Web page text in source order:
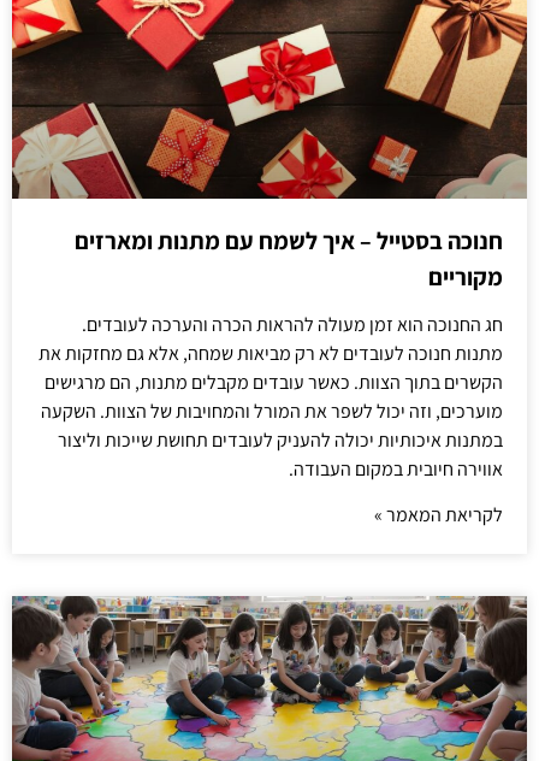
חנוכה בסטייל – איך לשמח עם מתנות ומארזים
מקוריים
חג החנוכה הוא זמן מעולה להראות הכרה והערכה לעובדים.
מתנות חנוכה לעובדים לא רק מביאות שמחה, אלא גם מחזקות את
הקשרים בתוך הצוות. כאשר עובדים מקבלים מתנות, הם מרגישים
מוערכים, וזה יכול לשפר את המורל והמחויבות של הצוות. השקעה
במתנות איכותיות יכולה להעניק לעובדים תחושת שייכות וליצור
אווירה חיובית במקום העבודה.
לקריאת המאמר »